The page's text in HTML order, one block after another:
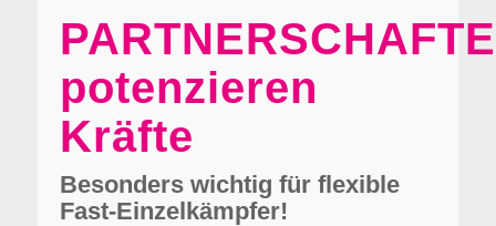
potenzieren
Kräfte
Besonders wichtig für flexible
Fast-Einzelkämpfer!